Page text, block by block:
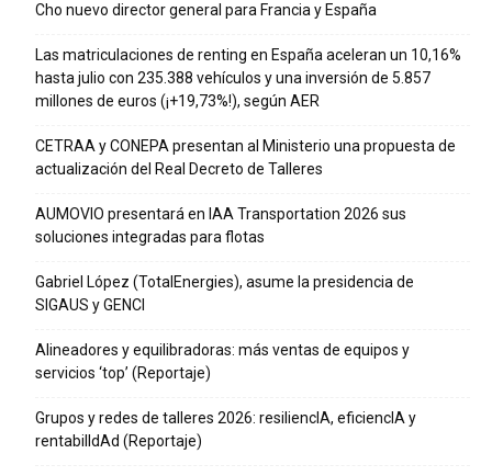
Cho nuevo director general para Francia y España
Las matriculaciones de renting en España aceleran un 10,16%
hasta julio con 235.388 vehículos y una inversión de 5.857
millones de euros (¡+19,73%!), según AER
CETRAA y CONEPA presentan al Ministerio una propuesta de
actualización del Real Decreto de Talleres
AUMOVIO presentará en IAA Transportation 2026 sus
soluciones integradas para flotas
Gabriel López (TotalEnergies), asume la presidencia de
SIGAUS y GENCI
Alineadores y equilibradoras: más ventas de equipos y
servicios ‘top’ (Reportaje)
Grupos y redes de talleres 2026: resiliencIA, eficiencIA y
rentabilIdAd (Reportaje)